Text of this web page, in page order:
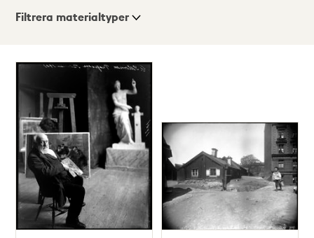
Visningsläge
Filtrera materialtyper
träffar